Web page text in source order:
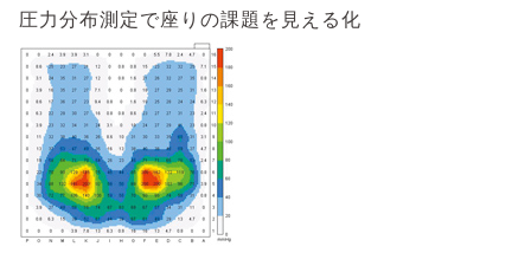
圧力分布測定で座りの課題を見える化